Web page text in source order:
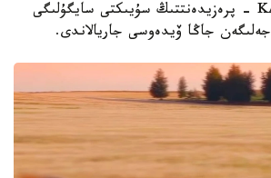
استانا. KAZINFORM - پرەزيدەنتتىڭ سۇيىكتى سايگۇلىگى
جاڭا ۆيدەوسى جاريالاندى.